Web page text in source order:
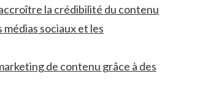
la crédibilité du contenu
sociaux et ​les
de contenu grâce à des